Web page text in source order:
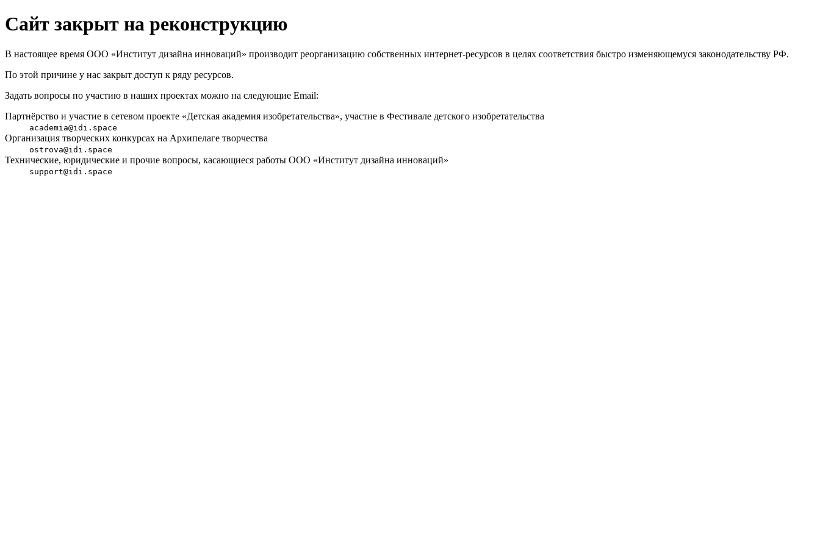
Сайт закрыт на реконструкцию
В настоящее время ООО «Институт дизайна инноваций» производит реорганизацию собственных интернет-ресурсов в целях соответствия быстро изменяющемуся законодательству РФ.
По этой причине у нас закрыт доступ к ряду ресурсов.
Задать вопросы по участию в наших проектах можно на следующие Email:
Партнёрство и участие в сетевом проекте «Детская академия изобретательства», участие в Фестивале детского изобретательства
academia@idi.space
Организация творческих конкурсах на Архипелаге творчества
ostrova@idi.space
Технические, юридические и прочие вопросы, касающиеся работы ООО «Институт дизайна инноваций»
support@idi.space